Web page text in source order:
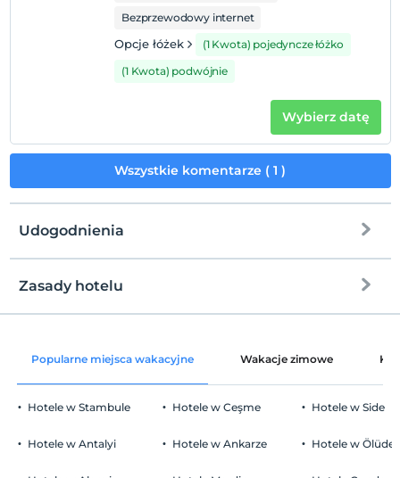
Bezprzewodowy internet
Opcje łóżek
(1 Kwota) pojedyncze łóżko
(1 Kwota) podwójnie
Wybierz datę
Wszystkie komentarze ( 1 )
Udogodnienia
Części wspólne i wszystkie pokoje
Zasady hotelu
Zameldować się
Wymeldować się
Przed 12:00
Zwierzęta
Popularne miejsca wakacyjne Wakacje zimowe
Hotele w Stambule
Hotele w Antalyi
Hotele w Ceşme
Hotele w Ankarze
Hotele w Side
Hotele w